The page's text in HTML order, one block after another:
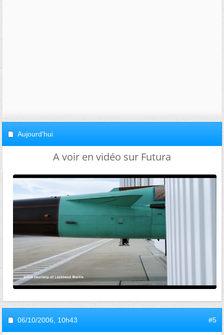
Aujourd'hui
A voir en vidéo sur Futura
06/10/2006, 10h43 #5